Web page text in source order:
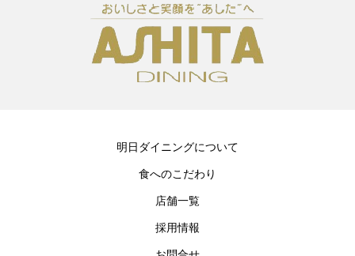
明日ダイニングについて
食へのこだわり
店舗一覧
採用情報